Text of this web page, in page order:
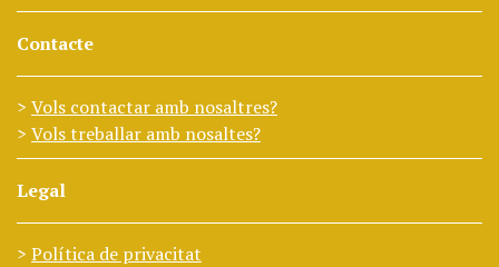
Contacte
Vols contactar amb nosaltres?
Vols treballar amb nosaltes?
Legal
Política de privacitat